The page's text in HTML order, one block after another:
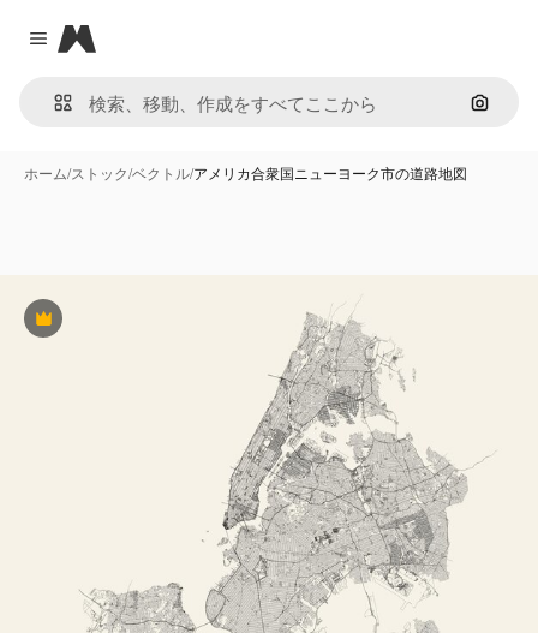
Close menu
Magnific
画像で
ホーム/ストック/ベクトル/アメリカ合衆国ニューヨーク市の道路地図
Premium